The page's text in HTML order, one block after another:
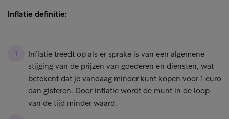
Inflatie definitie:
Inflatie treedt op als er sprake is van een algemene
stijging van de prijzen van goederen en diensten, wat
betekent dat je vandaag minder kunt kopen voor 1 euro
dan gisteren. Door inflatie wordt de munt in de loop
van de tijd minder waard.